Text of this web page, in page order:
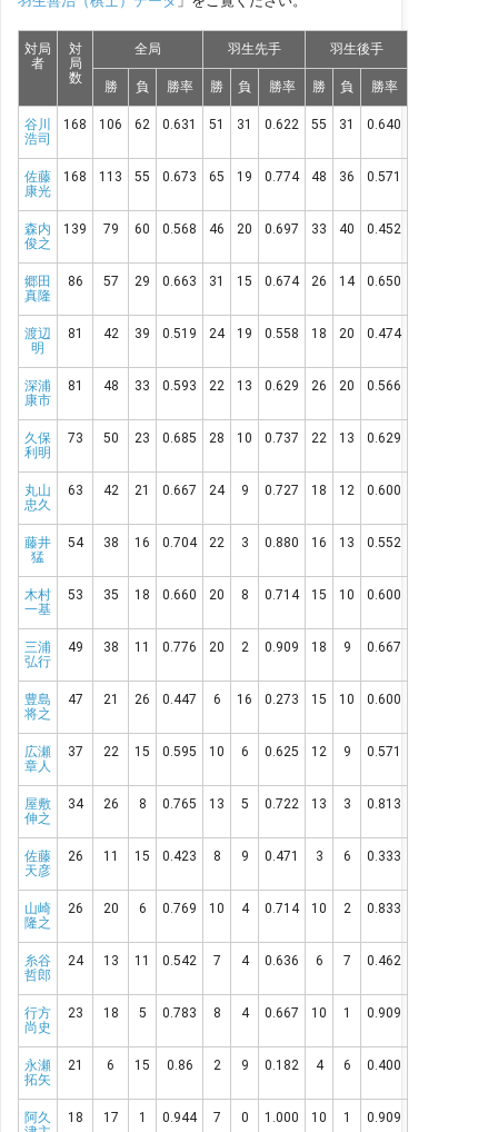
対局
者
対
局
数
全局 羽生先手 羽生後手
勝 負 勝率 勝 負 勝率 勝 負 勝率
谷川
浩司
168 106 62 0.631 51 31 0.622 55 31 0.640
佐藤
康光
168 113 55 0.673 65 19 0.774 48 36 0.571
森内
俊之
139 79 60 0.568 46 20 0.697 33 40 0.452
郷田
真隆
86 57 29 0.663 31 15 0.674 26 14 0.650
渡辺
明
81 42 39 0.519 24 19 0.558 18 20 0.474
深浦
康市
81 48 33 0.593 22 13 0.629 26 20 0.566
久保
利明
73 50 23 0.685 28 10 0.737 22 13 0.629
丸山
忠久
63 42 21 0.667 24 9 0.727 18 12 0.600
藤井
猛
54 38 16 0.704 22 3 0.880 16 13 0.552
木村
一基
53 35 18 0.660 20 8 0.714 15 10 0.600
三浦
弘行
49 38 11 0.776 20 2 0.909 18 9 0.667
豊島
将之
47 21 26 0.447 6 16 0.273 15 10 0.600
広瀬
章人
37 22 15 0.595 10 6 0.625 12 9 0.571
屋敷
伸之
34 26 8 0.765 13 5 0.722 13 3 0.813
佐藤
天彦
26 11 15 0.423 8 9 0.471 3 6 0.333
山崎
隆之
26 20 6 0.769 10 4 0.714 10 2 0.833
糸谷
哲郎
24 13 11 0.542 7 4 0.636 6 7 0.462
行方
尚史
23 18 5 0.783 8 4 0.667 10 1 0.909
永瀬
拓矢
21 6 15 0.86 2 9 0.182 4 6 0.400
阿久
18 17 1 0.944 7 0 1.000 10 1 0.909